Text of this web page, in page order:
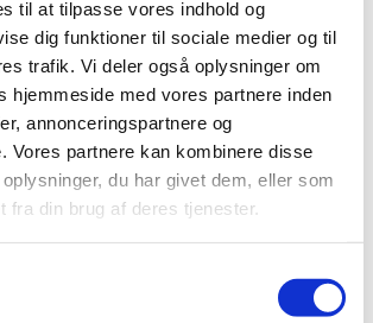
til at tilpasse vores indhold og
dig funktioner til sociale medier og til
trafik. Vi deler også oplysninger om
hjemmeside med vores partnere inden
annonceringspartnere og
Vores partnere kan kombinere disse
du har givet dem, eller som
fra din brug af deres tjenester.
Lynlås nylon 30 cm
Lynlås 32 cm
Zipper 35-39 cm
Lynlås med ring 35 cm
Lynlås nylon 35 cm
Lynlås 37 cm
Zipper 40-44 cm
Lynlås med ring 40 cm
Lynlås nylon 40 cm
Lynlås metal 40 cm
Lynlås med ring 45 cm